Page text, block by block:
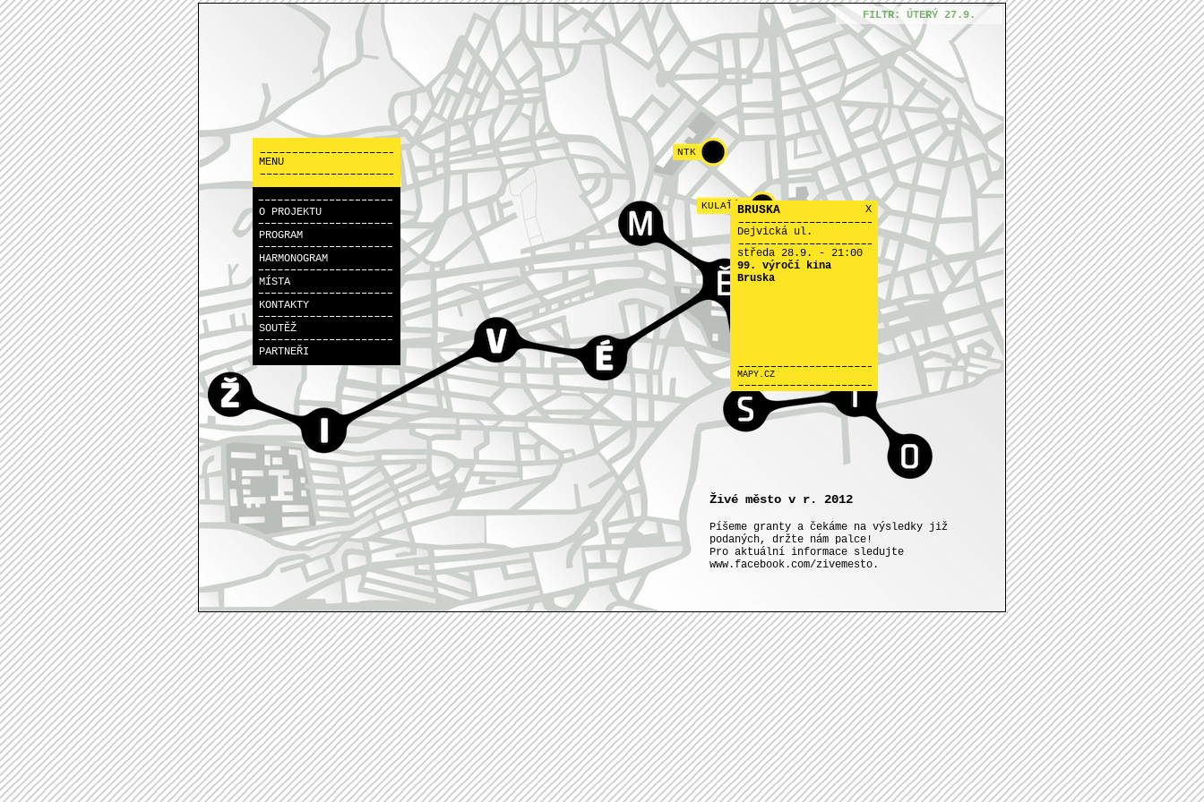
MENU
O PROJEKTU
PROGRAM
HARMONOGRAM
MÍSTA
KONTAKTY
SOUTĚŽ
PARTNEŘI
Živé město v r. 2012
Píšeme granty a čekáme na výsledky již
podaných, držte nám palce!
Pro aktuální informace sledujte
www.facebook.com/zivemesto.
FILTR: ÚTERÝ 27.9.
KULAŤÁK
NTK
X
BRUSKA
Dejvická ul.
středa 28.9. - 21:00
99. výročí kina
Bruska
MAPY.CZ